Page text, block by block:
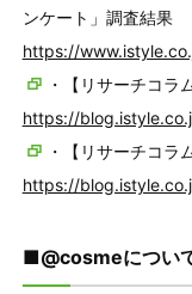
ンケート」調査結果
https://
・【リサーチコラ
https://
・【リサーチコラ
https://
■@cosmeについ